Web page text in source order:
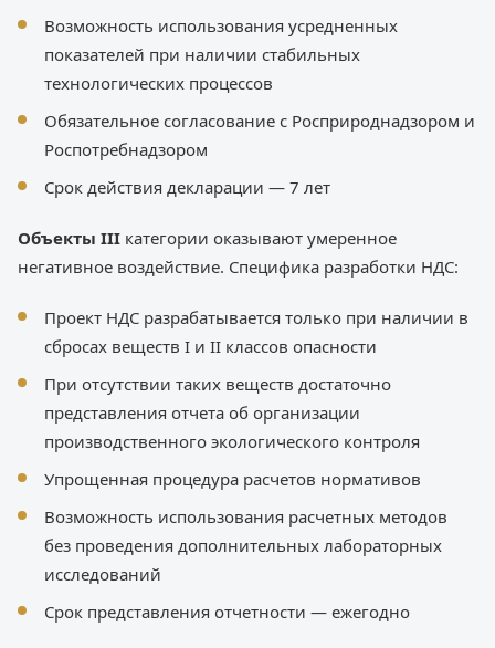
Возможность использования усредненных
показателей при наличии стабильных
технологических процессов
Обязательное согласование с Росприроднадзором и
Роспотребнадзором
Срок действия декларации — 7 лет
Объекты III категории оказывают умеренное
негативное воздействие. Специфика разработки НДС:
Проект НДС разрабатывается только при наличии в
сбросах веществ I и II классов опасности
При отсутствии таких веществ достаточно
представления отчета об организации
производственного экологического контроля
Упрощенная процедура расчетов нормативов
Возможность использования расчетных методов
без проведения дополнительных лабораторных
исследований
Срок представления отчетности — ежегодно